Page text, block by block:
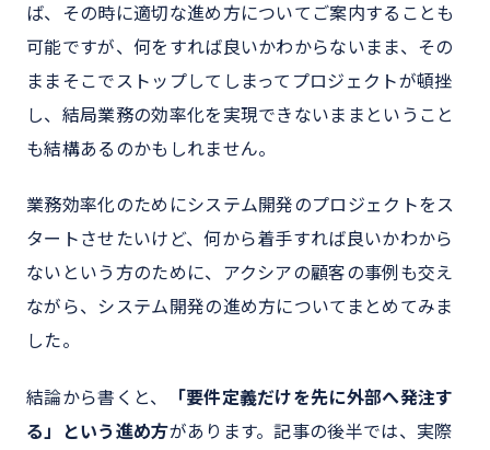
ば、その時に適切な進め方についてご案内することも
可能ですが、何をすれば良いかわからないまま、その
ままそこでストップしてしまってプロジェクトが頓挫
し、結局業務の効率化を実現できないままということ
も結構あるのかもしれません。
業務効率化のためにシステム開発のプロジェクトをス
タートさせたいけど、何から着手すれば良いかわから
ないという方のために、アクシアの顧客の事例も交え
ながら、システム開発の進め方についてまとめてみま
した。
結論から書くと、
「要件定義だけを先に外部へ発注す
る」という進め方があります。記事の後半では、実際